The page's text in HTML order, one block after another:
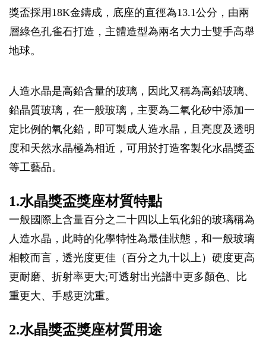
獎盃採用18K金鑄成，底座的直徑為13.1公分，由兩
層綠色孔雀石打造，主體造型為兩名大力士雙手高舉
地球。
人造水晶是高鉛含量的玻璃，因此又稱為高鉛玻璃、
鉛晶質玻璃，在一般玻璃，主要為二氧化矽中添加一
定比例的氧化鉛，即可製成人造水晶，且亮度及透明
度和天然水晶極為相近，可用於打造客製化水晶獎盃
等工藝品。
1.水晶獎盃獎座材質特點
一般國際上含量百分之二十四以上氧化鉛的玻璃稱為
人造水晶，此時的化學特性為最佳狀態，和一般玻璃
相較而言，透光度更佳（百分之九十以上）硬度更高
更耐磨、折射率更大;可透射出光譜中更多顏色、比
重更大、手感更沈重。
2.水晶獎盃獎座材質用途